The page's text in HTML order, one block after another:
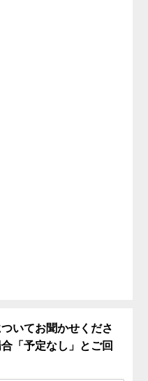
いてお聞かせくださ
「予定なし」とご回